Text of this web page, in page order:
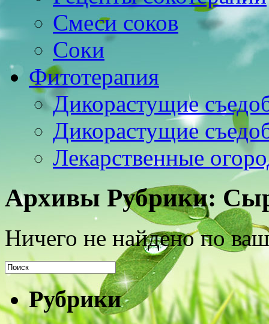
Смеси соков
Соки
Фитотерапия
Дикорастущие
Дикорастущие
Лекарственные
Архивы Рубрики:
Ничего не найдено по
Рубрики